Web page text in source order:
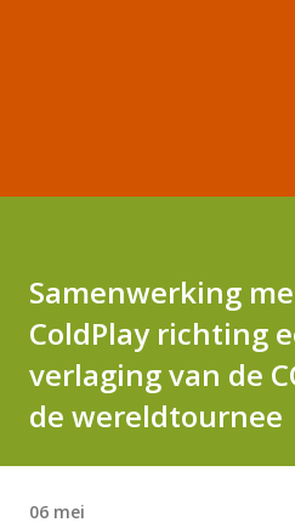
Samenwerking
ColdPlay richting
verlaging van de
de wereldtournee
06 mei